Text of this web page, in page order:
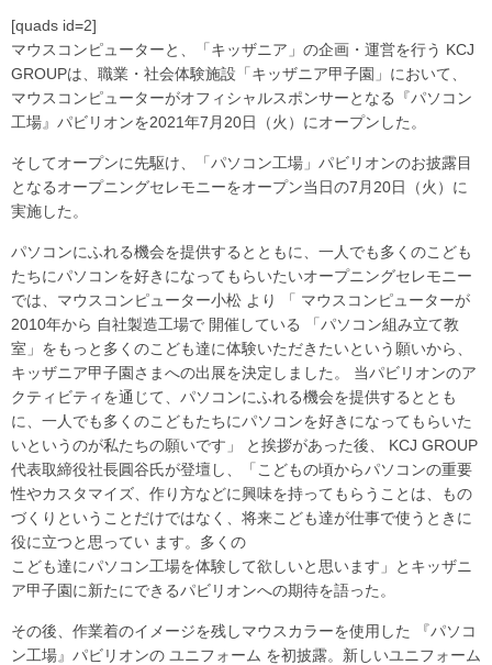
[quads id=2]
マウスコンピューターと、「キッザニア」の企画・運営を行う KCJ
GROUPは、職業・社会体験施設「キッザニア甲子園」において、
マウスコンピューターがオフィシャルスポンサーとなる『パソコン
工場』パビリオンを2021年7月20日（火）にオープンした。
そしてオープンに先駆け、「パソコン工場」パビリオンのお披露目
となるオープニングセレモニーをオープン当日の7月20日（火）に
実施した。
パソコンにふれる機会を提供するとともに、一人でも多くのこども
たちにパソコンを好きになってもらいたいオープニングセレモニー
では、マウスコンピューター小松 より 「 マウスコンピューターが
2010年から 自社製造工場で 開催している 「パソコン組み立て教
室」をもっと多くのこども達に体験いただきたいという願いから、
キッザニア甲子園さまへの出展を決定しました。 当パビリオンのア
クティビティを通じて、パソコンにふれる機会を提供するととも
に、一人でも多くのこどもたちにパソコンを好きになってもらいた
いというのが私たちの願いです」 と挨拶があった後、 KCJ GROUP
代表取締役社長圓谷氏が登壇し、「こどもの頃からパソコンの重要
性やカスタマイズ、作り方などに興味を持ってもらうことは、もの
づくりということだけではなく、将来こども達が仕事で使うときに
役に立つと思ってい ます。多くの
こども達にパソコン工場を体験して欲しいと思います」とキッザニ
ア甲子園に新たにできるパビリオンへの期待を語った。
その後、作業着のイメージを残しマウスカラーを使用した 『パソコ
ン工場』パビリオンの ユニフォーム を初披露。新しいユニフォーム